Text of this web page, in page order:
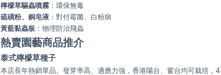
檸檬草驅蟲噴霧 ：環保無毒
硫磺粉、銅皂液 ：對付霉菌、白粉病
黃藍黏蟲板 ：物理防治飛蟲
熱賣園藝商品推介
泰式檸檬草種子
本店長年熱銷單品。發芽率高、適應力強，香港陽台、窗台均可栽培